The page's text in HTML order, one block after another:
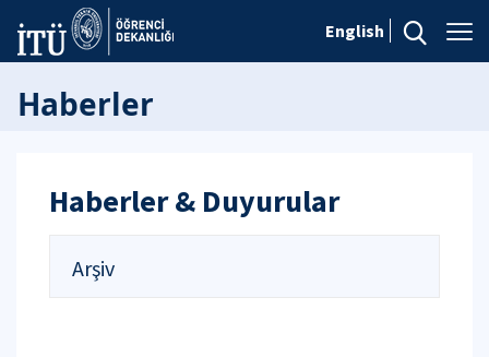
English
Haberler
Haberler & Duyurular
Arşiv